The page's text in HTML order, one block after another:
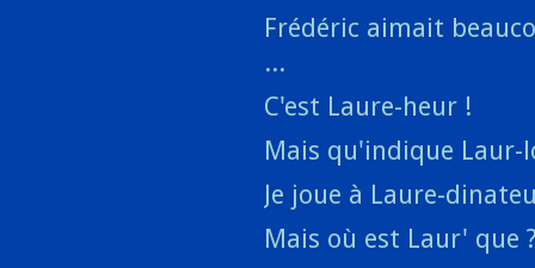
Frédéric aimait
...
C'est Laure-heur !
Mais qu'indique Laur-
Je joue à Laure-
Mais où est Laur' que